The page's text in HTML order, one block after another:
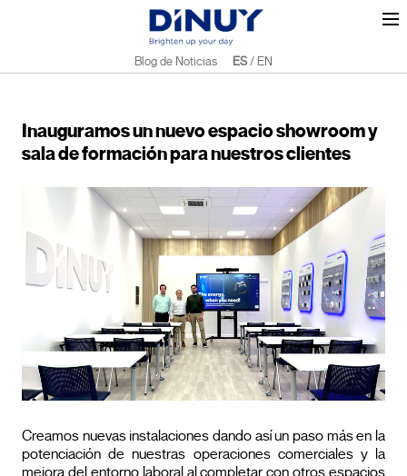
Blog de Noticias ES/ EN
Inauguramos un nuevo espacio showroom y
sala de formación para nuestros clientes
Creamos nuevas instalaciones dando así un paso más en la
potenciación de nuestras operaciones comerciales y la